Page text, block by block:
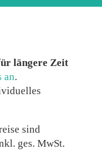
längere Zeit
an.
sind
ges. MwSt.